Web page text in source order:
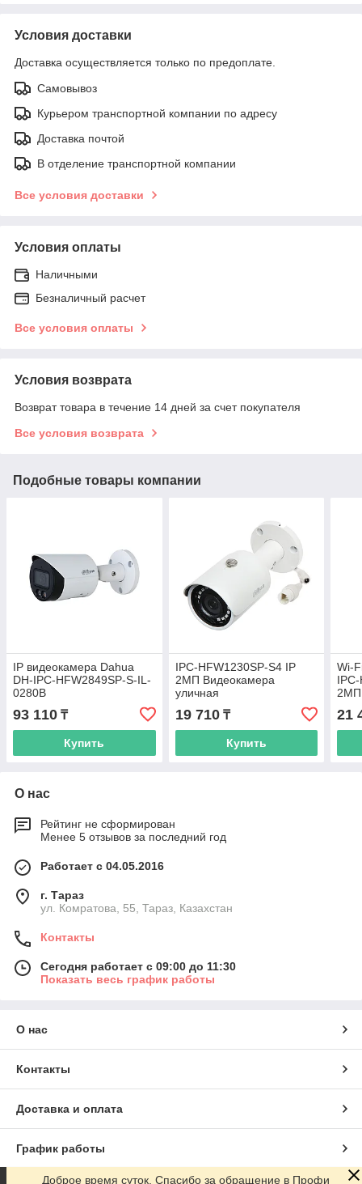
Условия доставки
Доставка осуществляется только по предоплате.
Самовывоз
Курьером транспортной компании по адресу
Доставка почтой
В отделение транспортной компании
Все условия доставки
Условия оплаты
Наличными
Безналичный расчет
Все условия оплаты
Условия возврата
Возврат товара в течение 14 дней за счет покупателя
Все условия возврата
Подобные товары компании
IP видеокамера Dahua
DH-IPC-HFW2849SP-S-IL-
0280B
93 110 ₸
Купить
IPC-HFW1230SP-S4 IP
2МП Видеокамера
уличная
19 710₸
Купить
Wi-
2МП
21
О нас
Рейтинг не сформирован
Менее 5 отзывов за последний год
Работает с 04.05.2016
г. Тараз
ул. Комратова, 55, Тараз, Казахстан
Контакты
Сегодня работает с 09:00 до 11:30
Показать весь график работы
О нас
Контакты
Доставка и оплата
График работы
Доброе время суток. Спасибо за обращение в Профи